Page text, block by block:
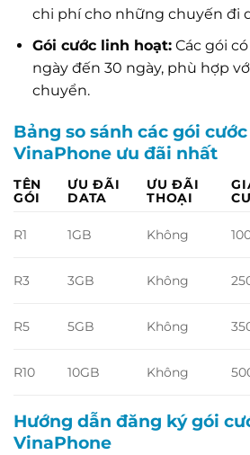
chi phí cho những chuyến đi
Gói cước linh hoạt:Các gói
ngày đến 30 ngày, phù hợp
chuyển.
Bảng so sánh các gói
VinaPhone ưu đãi nhất
TÊN
GÓI
ƯU ĐÃI
DATA
ƯU ĐÃI
THOẠI
R1 1GB Không
R3 3GB Không
R5 5GB Không
R10 10GB Không
Hướng dẫn đăng ký gói
VinaPhone